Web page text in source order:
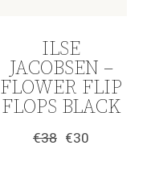
ILSE
JACOBSEN –
FLOWER FLIP
FLOPS BLACK
€38
Original
€30
Η